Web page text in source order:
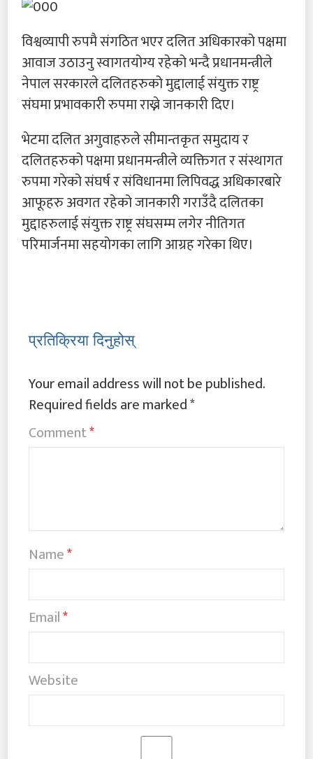
विश्वव्यापी रुपमै संगठित भएर दलित अधिकारको पक्षमा
आवाज उठाउनु स्वागतयोग्य रहेको भन्दै प्रधानमन्त्रीले
नेपाल सरकारले दलितहरुको मुद्दालाई संयुक्त राष्ट्र
संघमा प्रभावकारी रुपमा राख्ने जानकारी दिए।
भेटमा दलित अगुवाहरुले सीमान्तकृत समुदाय र
दलितहरुको पक्षमा प्रधानमन्त्रीले व्यक्तिगत र संस्थागत
रुपमा गरेको संघर्ष र संविधानमा लिपिवद्ध अधिकारबारे
आफूहरु अवगत रहेको जानकारी गराउँदै दलितका
मुद्दाहरुलाई संयुक्त राष्ट्र संघसम्म लगेर नीतिगत
परिमार्जनमा सहयोगका लागि आग्रह गरेका थिए।
प्रतिक्रिया दिनुहोस्
Your email address will not be published.
Required fields are marked*
Comment*
Name*
Email*
Website